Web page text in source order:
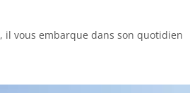
, il vous embarque dans son quotidien